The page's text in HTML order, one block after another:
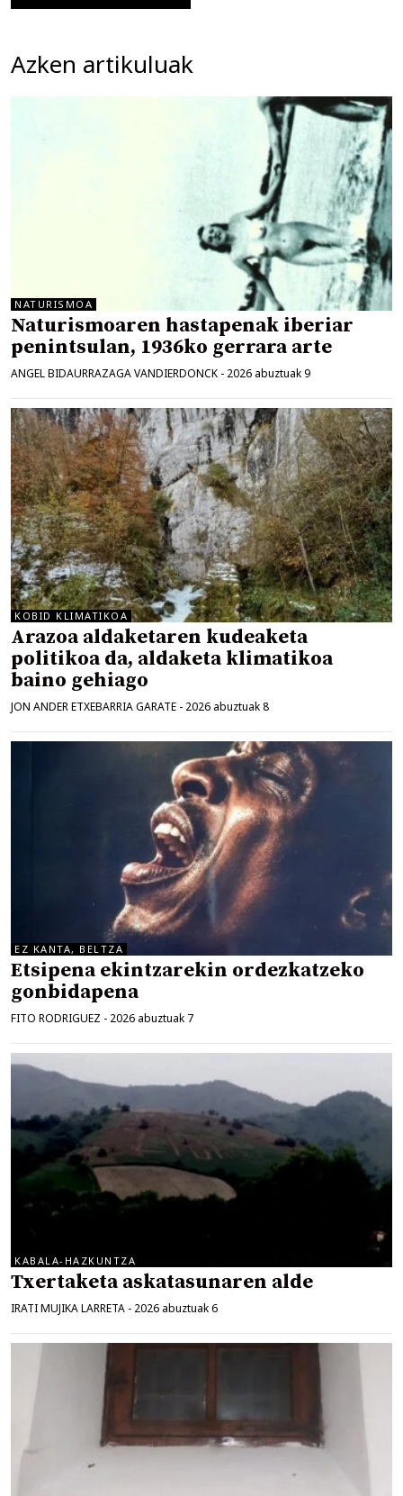
Azken artikuluak
NATURISMOA
Naturismoaren hastapenak iberiar
penintsulan, 1936ko gerrara arte
ANGEL BIDAURRAZAGA VANDIERDONCK - 2026 abuztuak 9
KOBID KLIMATIKOA
Arazoa aldaketaren kudeaketa
politikoa da, aldaketa klimatikoa
baino gehiago
JON ANDER ETXEBARRIA GARATE - 2026 abuztuak 8
EZ KANTA, BELTZA
Etsipena ekintzarekin ordezkatzeko
gonbidapena
FITO RODRIGUEZ - 2026 abuztuak 7
KABALA-HAZKUNTZA
Txertaketa askatasunaren alde
IRATI MUJIKA LARRETA - 2026 abuztuak 6